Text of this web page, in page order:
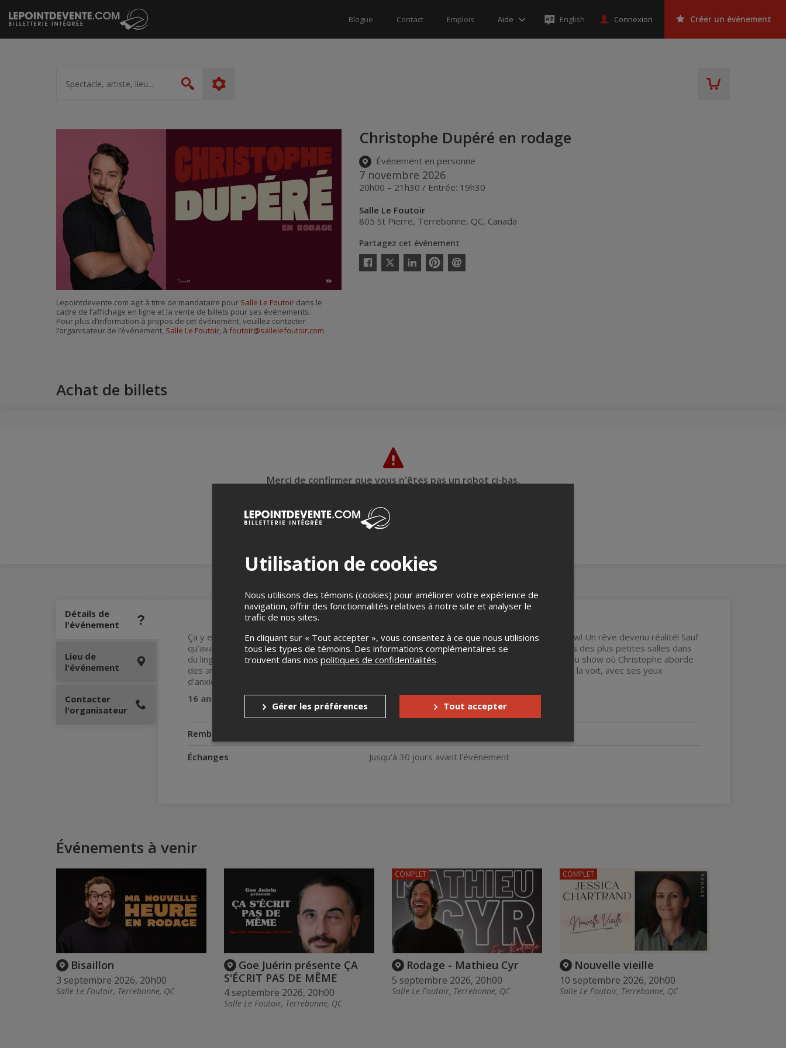
Passer
au
contenu
Blogue Contact Emplois Aide English Connexion Créer un événement
artiste,
lieu...
Rechercher
Christophe Dupéré en rodage
Événement en personne
7 novembre 2026
20h00 – 21h30 / Entrée: 19h30
Salle Le Foutoir
805 St Pierre, Terrebonne, QC, Canada
Partagez cet événement
Facebook
Twitter
LinkedinPinterestEnvoyer
Lepointdevente.com agit à titre de mandataire pour Salle Le Foutoir dans le
cadre de l’affichage en ligne et la vente de billets pour ses événements.
Pour plus d’information à propos de cet événement, veuillez contacter
l’organisateur de l’événement, Salle Le Foutoir, à foutoir@sallelefoutoir.com.
Achat de billets
Merci de confirmer que vous n'êtes pas un robot ci-bas.
Détails de
l'événement
Ça y est! Christophe Dupéré travaille pour ENFIN vous présenter son premier vrai one-man-show! Un rêve devenu réalité! Sauf
qu’avant de le présenter dans des grandes salles avec du linge chic et propre, il doit l'écrire dans des plus petites salles dans
du linge propre, mais moins chic. Pour ce faire, il a besoin de vous. Ce rodage est un tout nouveau show où Christophe aborde
des anecdotes familiales et sportives. Un spectacle pour vous permettre de voir la vie comme il la voit, avec ses yeux
d'anxieux.
16 ans et +
Remboursements
Échanges
Jusqu'à 30 jours avant l'événement
Lieu de
l'événement
Contacter
l'organisateur
Événements à venir
Bisaillon
3 septembre 2026, 20h00
Salle Le Foutoir, Terrebonne, QC
Goe Juérin présente ÇA
S'ÉCRIT PAS DE MÊME
4 septembre 2026, 20h00
Salle Le Foutoir, Terrebonne, QC
Rodage - Mathieu Cyr
5 septembre 2026, 20h00
Salle Le Foutoir, Terrebonne, QC
COMPLET
Nouvelle vieille
10 septembre 2026, 20h00
Salle Le Foutoir, Terrebonne, QC
COMPLET
Utilisation de cookies
Nous utilisons des témoins (cookies) pour améliorer votre expérience de
navigation, offrir des fonctionnalités relatives à notre site et analyser le
trafic de nos sites.
En cliquant sur « Tout accepter », vous consentez à ce que nous utilisions
tous les types de témoins. Des informations complémentaires se
trouvent dans nos politiques de confidentialités.
Gérer les préférences Tout accepter